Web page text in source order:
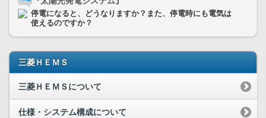
停電になると、どうなりますか？また、停電時にも電気は
使えるのですか？
三菱ＨＥＭＳ
三菱ＨＥＭＳについて
仕様・システム構成について